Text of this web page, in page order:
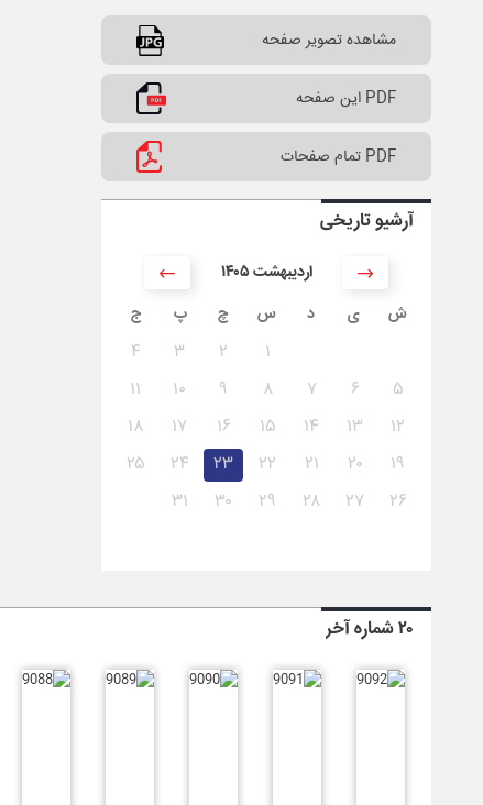
مشاهده تصویر صفحه
PDF این صفحه
PDF تمام صفحات
آرشیو تاریخی
۱۴۰۵ اردیبهشت
ش
ی د س چ پ ج
۱ ۲ ۳
۴
۵
۶ ۷ ۸ ۹ ۱۰
۱۱
۱۲
۱۳ ۱۴ ۱۵ ۱۶ ۱۷
۱۸
۱۹
۲۰ ۲۱ ۲۲ ۲۳ ۲۴
۲۵
۲۶
۲۷ ۲۸ ۲۹ ۳۰ ۳۱
۲۰ شماره آخر